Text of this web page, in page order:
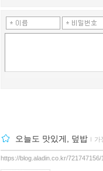
오늘도 맛있게, 덮밥 ｌ 가
https://blog.aladin.co.kr/721747156/